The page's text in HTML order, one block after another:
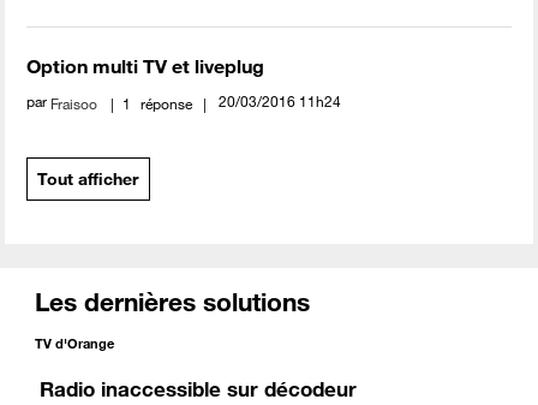
Option multi TV et liveplug
par Fraisoo 1 réponse ‎20/03/2016 11h24
Tout afficher
Les dernières solutions
TV d'Orange
Radio inaccessible sur décodeur